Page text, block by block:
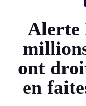
Alerte
ont
en